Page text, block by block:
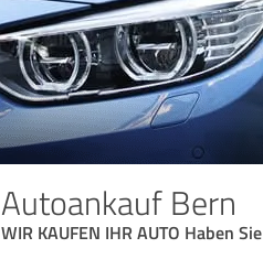
Autoankauf Bern
WIR KAUFEN IHR AUTO Haben